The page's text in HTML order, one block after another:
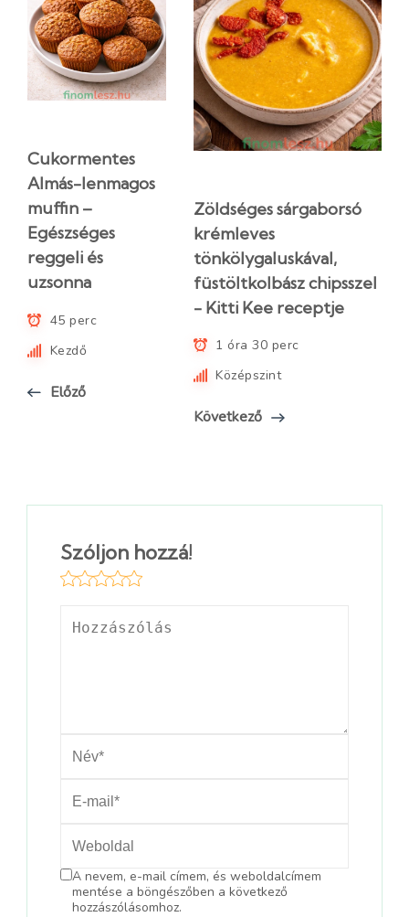
Cukormentes
Almás-lenmagos
muffin –
Egészséges
reggeli és
uzsonna
45 perc
Kezdő
Előző
Zöldséges sárgaborsó
krémleves
tönkölygaluskával,
füstöltkolbász chipsszel
- Kitti Kee receptje
1 óra 30 perc
Középszint
Következő
Szóljon hozzá!
A nevem, e-mail címem, és weboldalcímem
mentése a böngészőben a következő
hozzászólásomhoz.